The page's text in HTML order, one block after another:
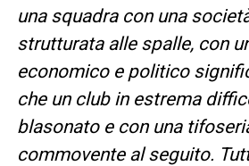
una squadra con una
strutturata alle spalle, con
economico e politico
che un club in estrema
blasonato e con una
commovente al seguito.